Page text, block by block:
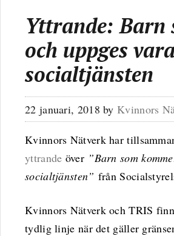
Yttrande: Barn
och uppges
socialtjänsten
22 januari, 2018 by Kvinnors
Kvinnors Nätverk har
yttrande över ”Barn som
socialtjänsten” från
Kvinnors Nätverk och TRIS
tydlig linje när det gäller